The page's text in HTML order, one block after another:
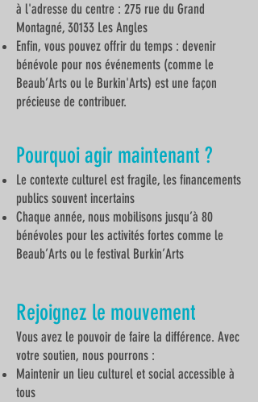
à l'adresse du centre : 275 rue du Grand
Montagné, 30133 Les Angles
Enfin, vous pouvez offrir du temps : devenir
bénévole pour nos événements (comme le
Beaub’Arts ou le Burkin'Arts) est une façon
précieuse de contribuer.
Pourquoi agir maintenant ?
Le contexte culturel est fragile, les financements
publics souvent incertains
Chaque année, nous mobilisons jusqu’à 80
bénévoles pour les activités fortes comme le
Beaub’Arts ou le festival Burkin’Arts
Rejoignez le mouvement
Vous avez le pouvoir de faire la différence. Avec
votre soutien, nous pourrons :
Maintenir un lieu culturel et social accessible à
tous